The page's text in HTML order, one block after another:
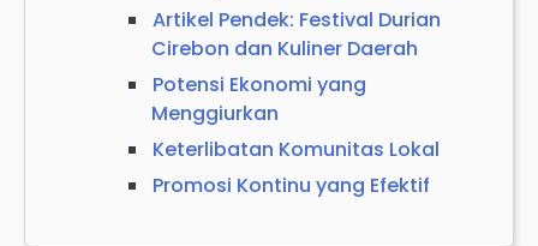
Artikel Pendek: Festival Durian
Cirebon dan Kuliner Daerah
Potensi Ekonomi yang
Menggiurkan
Keterlibatan Komunitas Lokal
Promosi Kontinu yang Efektif